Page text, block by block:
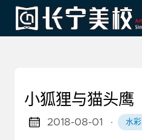
小狐狸与猫头鹰
2018-08-01 · 水彩